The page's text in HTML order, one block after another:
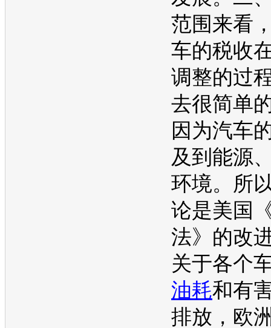
范围来看
车的税收
调整的过
去很简单
因为汽车
及到能源
环境。所
论是美国
法》的改
关于各个
油耗和有
排放，欧